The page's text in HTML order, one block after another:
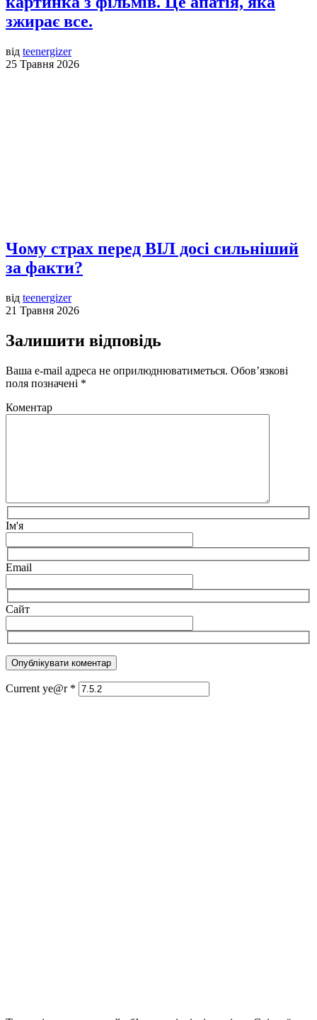
зжирає все.
від teenergizer
25 Травня 2026
Чому страх перед ВІЛ досі сильніший
за факти?
від teenergizer
21 Травня 2026
Залишити відповідь
Ваша e-mail адреса не оприлюднюватиметься. Обов’язкові
поля позначені *
Коментар
Ім'я
Email
Сайт
Current ye@r *